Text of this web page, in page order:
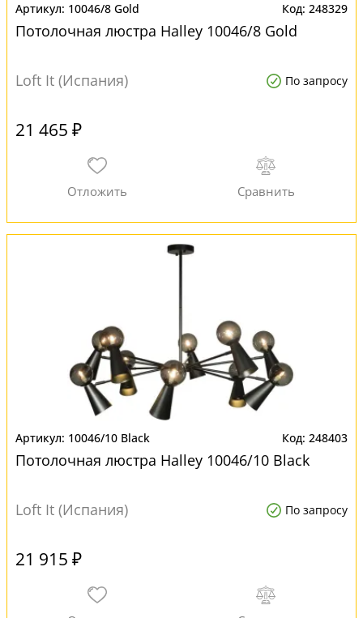
10046/8 Gold 248329
Потолочная люстра Halley 10046/8 Gold
Loft It (Испания) По запросу
21 465 ₽
10046/10 Black 248403
Потолочная люстра Halley 10046/10 Black
Loft It (Испания) По запросу
21 915 ₽